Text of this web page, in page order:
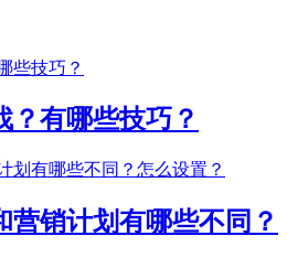
？有哪些技巧？
营销计划有哪些不同？